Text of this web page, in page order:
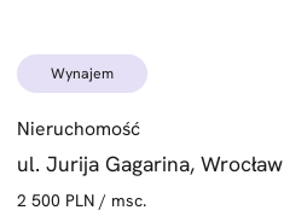
wynajem
Nieruchomość
ul. Jurija Gagarina, Wrocław
2 500 PLN / msc.